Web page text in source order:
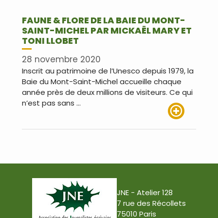
FAUNE & FLORE DE LA BAIE DU MONT-
SAINT-MICHEL PAR MICKAËL MARY ET
TONI LLOBET
28 novembre 2020
Inscrit au patrimoine de l’Unesco depuis 1979, la
Baie du Mont-Saint-Michel accueille chaque
année près de deux millions de visiteurs. Ce qui
n’est pas sans …
JNE - Atelier 128
7 rue des Récollets
75010 Paris